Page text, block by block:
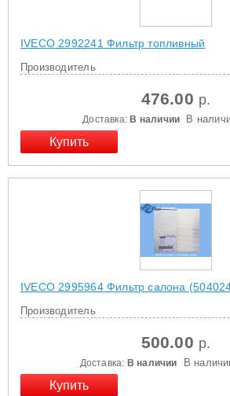
IVECO 2992241 Фильтр топливный
Производитель
476.00 р.
Доставка: В наличии В
IVECO 2995964 Фильтр салона
Производитель
500.00 р.
Доставка: В наличии В